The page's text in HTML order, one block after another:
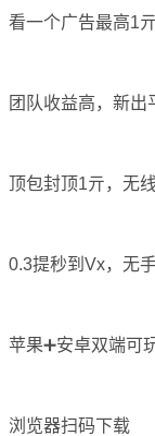
看一个广告最高1亓
团队收益高，新出
顶包封顶1亓，无
0.3提秒到Vx，无
苹果➕安卓双端可
浏览器扫码下载